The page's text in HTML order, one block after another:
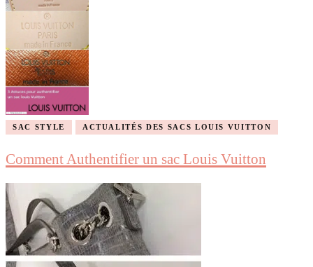
SAC STYLE ACTUALITÉS DES SACS LOUIS VUITTON
Comment Authentifier un sac Louis Vuitton